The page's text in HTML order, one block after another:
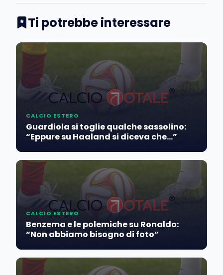
Ti potrebbe interessare
CALCIO ESTERO
Guardiola si toglie qualche sassolino:
“Eppure su Haaland si diceva che…”
CALCIO ESTERO
Benzema e le polemiche su Ronaldo:
“Non abbiamo bisogno di foto”